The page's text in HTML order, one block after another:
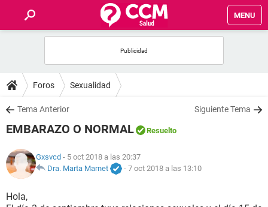
MENU
FOROS
SALUD
NUTRICIÓN
BIENESTAR
Foros Sexualidad
Tema Anterior Siguiente Tema
EMBARAZO O NORMAL Resuelto
Gxsvcd - 5 oct 2018 a las 20:37
Dra. Marta Marnet
- 7 oct 2018 a las 13:10
Hola,